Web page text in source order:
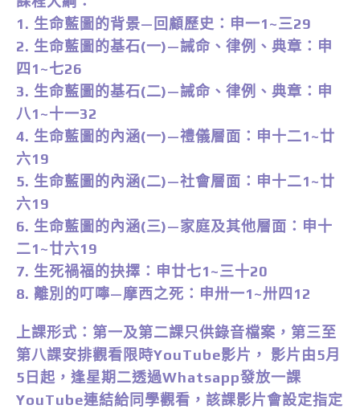
1. 生命藍圖的背景—回顧歷史：申一1~三29
2. 生命藍圖的基石(一)—誡命、律例、典章：申
四1~七26
3. 生命藍圖的基石(二)—誡命、律例、典章：申
八1~十一32
4. 生命藍圖的內涵(一)—禮儀層面：申十二1~廿
六19
5. 生命藍圖的內涵(二)—社會層面：申十二1~廿
六19
6. 生命藍圖的內涵(三)—家庭及其他層面：申十
二1~廿六19
7. 生死禍福的抉擇：申廿七1~三十20
8. 離別的叮嚀—摩西之死：申卅一1~卅四12
上課形式：第一及第二課只供錄音檔案，第三至
第八課安排觀看限時YouTube影片， 影片由5月
5日起，逢星期二透過Whatsapp發放一課
YouTube連結給同學觀看，該課影片會設定指定